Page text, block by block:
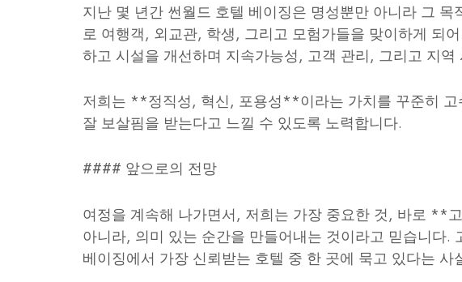
지난 몇 년간 썬월드 호텔 베이징은 명성뿐만 아니라 그
로 여행객, 외교관, 학생, 그리고 모험가들을 맞이하게 되
하고 시설을 개선하며 지속가능성, 고객 관리, 그리고 지
저희는 **정직성, 혁신, 포용성**이라는 가치를 꾸준히
잘 보살핌을 받는다고 느낄 수 있도록 노력합니다.
#### 앞으로의 전망
여정을 계속해 나가면서, 저희는 가장 중요한 것, 바로 **
아니라, 의미 있는 순간을 만들어내는 것이라고 믿습니다
베이징에서 가장 신뢰받는 호텔 중 한 곳에 묵고 있다는